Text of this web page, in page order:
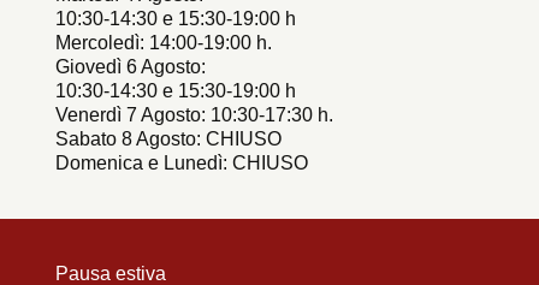
10:30-14:30 e 15:30-19:00 h
Mercoledì: 14:00-19:00 h.
Giovedì 6 Agosto:
10:30-14:30 e 15:30-19:00 h
Venerdì 7 Agosto: 10:30-17:30 h.
Sabato 8 Agosto: CHIUSO
Domenica e Lunedì: CHIUSO
Pausa estiva